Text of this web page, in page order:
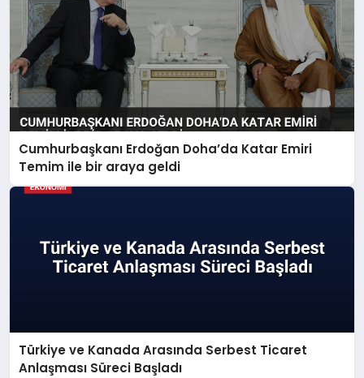
Cumhurbaşkanı Erdoğan Doha’da Katar Emiri
Temim ile bir araya geldi
Türkiye ve Kanada Arasında Serbest Ticaret
Anlaşması Süreci Başladı